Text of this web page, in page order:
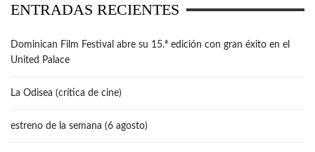
ENTRADAS RECIENTES
Dominican Film Festival abre su 15.ª edición con gran éxito en el
United Palace
La Odisea (crítica de cine)
estreno de la semana (6 agosto)